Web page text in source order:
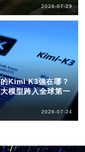
2026-07-29
Kimi K3強在哪？
模型跨入全球第一
2026-07-24